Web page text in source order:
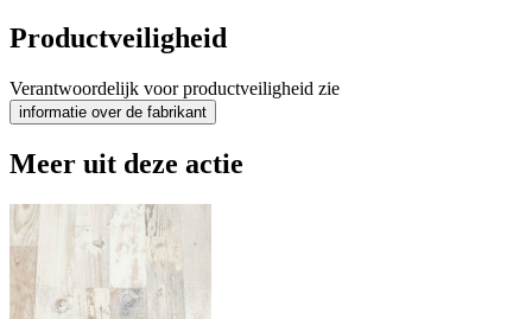
Productveiligheid
Verantwoordelijk voor productveiligheid zie
informatie over de fabrikant
Meer uit deze actie